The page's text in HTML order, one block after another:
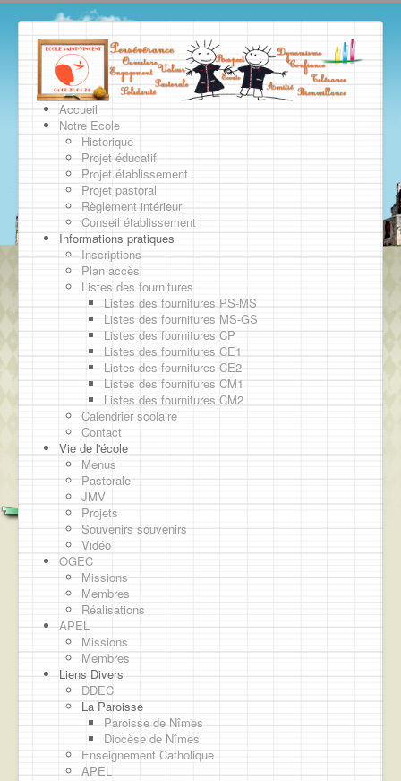
Accueil
Notre Ecole
Historique
Projet éducatif
Projet établissement
Projet pastoral
Règlement intérieur
Conseil établissement
Informations pratiques
Inscriptions
Plan accès
Listes des fournitures
Listes des fournitures PS-MS
Listes des fournitures MS-GS
Listes des fournitures CP
Listes des fournitures CE1
Listes des fournitures CE2
Listes des fournitures CM1
Listes des fournitures CM2
Calendrier scolaire
Contact
Vie de l'école
Menus
Pastorale
JMV
Projets
Souvenirs souvenirs
Vidéo
OGEC
Missions
Membres
Réalisations
APEL
Missions
Membres
Liens Divers
DDEC
La Paroisse
Paroisse de Nîmes
Diocèse de Nîmes
Enseignement Catholique
APEL